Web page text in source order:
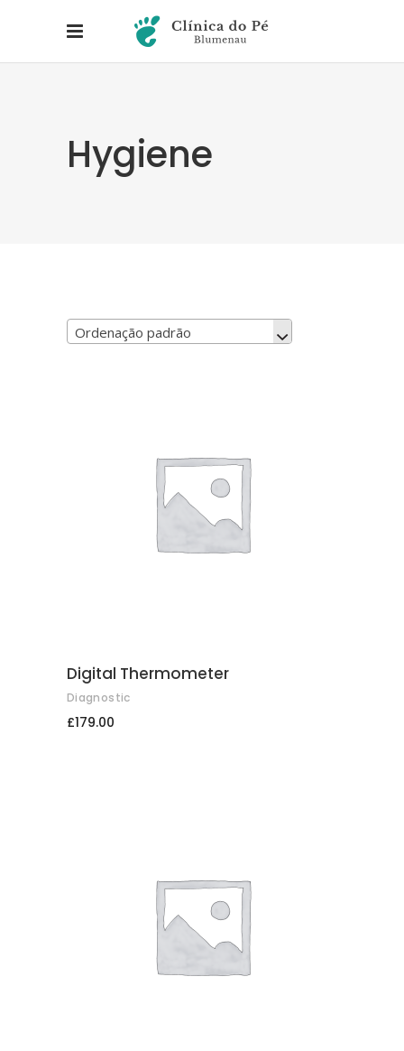
Hygiene
Ordenação padrão
COMPRAR
Digital Thermometer
Diagnostic
£179.00
COMPRAR